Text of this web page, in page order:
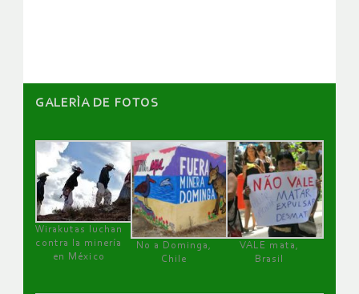
GALERÌA DE FOTOS
Wirakutas luchan
contra la minería
en México
No a Dominga,
Chile
VALE mata,
Brasil